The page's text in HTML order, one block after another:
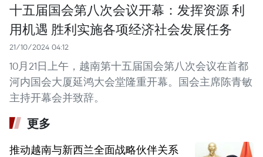
十五届国会第八次会议开幕：发挥资源 利
用机遇 胜利实施各项经济社会发展任务
21/10/2024 04:12
10月21日上午，越南第十五届国会第八次会议在首都
河内国会大厦延鸿大会堂隆重开幕。国会主席陈青敏
主持开幕会并致辞。
更多
推动越南与新西兰全面战略伙伴关系